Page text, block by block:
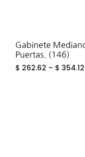
Gabinete
Puertas. (146)
$ 262.62 – $ 354.12